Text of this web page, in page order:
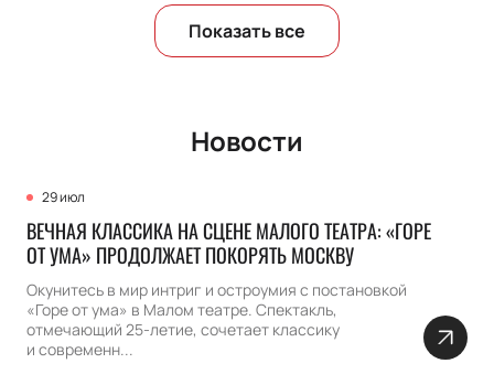
Показать все
Новости
29 июл
ВЕЧНАЯ КЛАССИКА НА СЦЕНЕ МАЛОГО ТЕАТРА: «ГОРЕ
ОТ УМА» ПРОДОЛЖАЕТ ПОКОРЯТЬ МОСКВУ
Окунитесь в мир интриг и остроумия с постановкой
«Горе от ума» в Малом театре. Спектакль,
отмечающий 25-летие, сочетает классику
и современн...